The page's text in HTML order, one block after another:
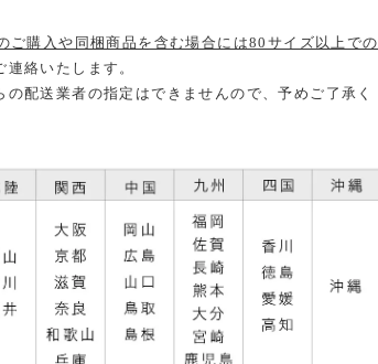
購入や同梱商品を含む場合には80サイズ以上での
絡いたします。
配送業者の指定はできませんので、予めご了承く